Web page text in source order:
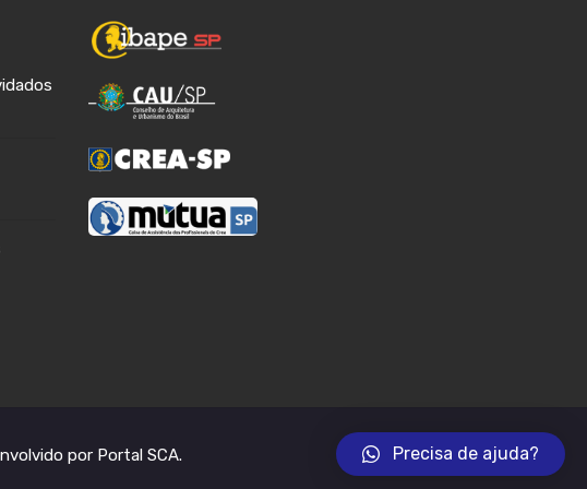
por Portal SCA. Precisa de ajuda?